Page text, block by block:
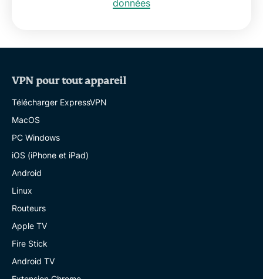
données
VPN pour tout appareil
Télécharger ExpressVPN
MacOS
PC Windows
iOS (iPhone et iPad)
Android
Linux
Routeurs
Apple TV
Fire Stick
Android TV